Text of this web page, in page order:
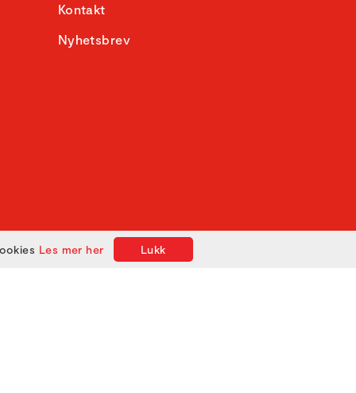
Kontakt
Nyhetsbrev
Lukk
Les mer her